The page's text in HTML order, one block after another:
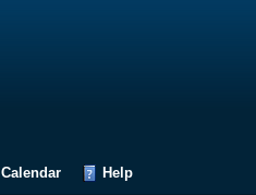
Calendar Help